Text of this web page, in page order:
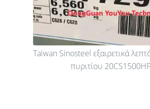
Taiwan Sinosteel εξαιρετικά
πυριτίου 20CS1500HF